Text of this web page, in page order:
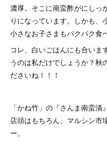
濃厚。そこに南蛮酢がにしっ
りになっています。しかも、
小さなお子さまもパクパク食
コレ、白いごはんにも合いま
うのは私だけでしょうか？秋
ださいね！！！
「かね竹」の『さんま南蛮漬
店頭はもちろん、マルシン市
ー。